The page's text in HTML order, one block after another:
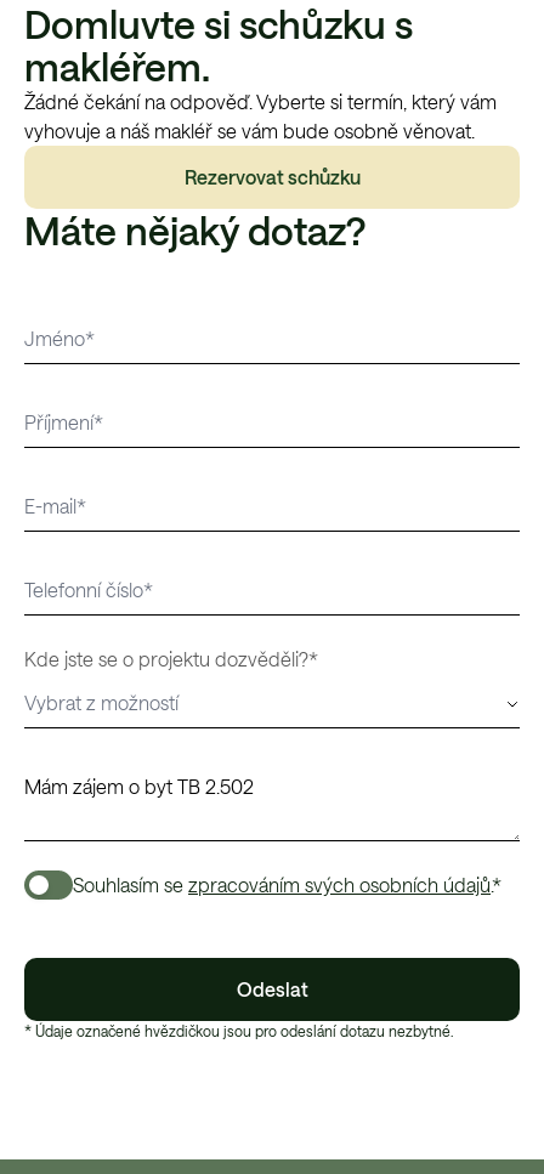
Domluvte si schůzku s
makléřem.
Žádné čekání na odpověď. Vyberte si termín, který vám
vyhovuje a náš makléř se vám bude osobně věnovat.
Rezervovat schůzku
Máte nějaký dotaz?
Kde jste se o projektu dozvěděli?*
Souhlasím se zpracováním svých osobních údajů.*
Odeslat
* Údaje označené hvězdičkou jsou pro odeslání dotazu nezbytné.